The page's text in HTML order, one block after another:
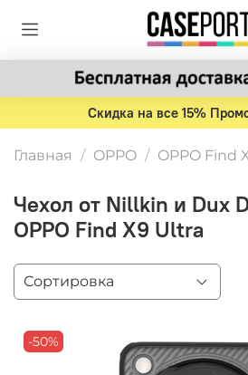
Скидка на все 15%
Главная OPPO OPPO Find
Чехол от Nillkin и Dux
OPPO Find X9 Ultra
-50%